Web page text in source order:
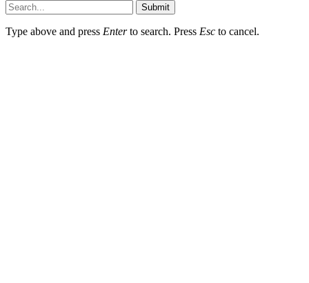
Submit
Type above and press Enterto search. Press Esc to cancel.